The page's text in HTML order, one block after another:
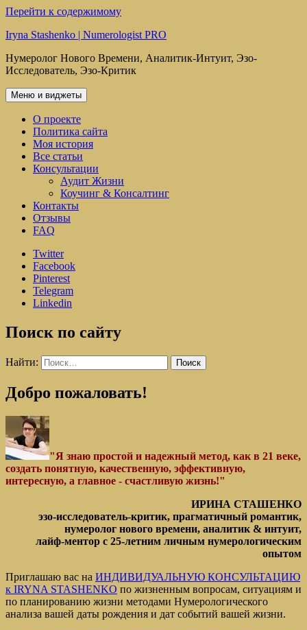
Перейти к содержимому
Iryna Stashenko | Numerologist PRO
Нумеролог Нового Времени, Аналитик-Интуит, Эзо-
Исследователь, Эзо-Критик
Меню и виджеты
О проекте
Политика сайта
Моя история
Все статьи
Консультации
Аудит Жизни
Коучинг & Консалтинг
Контакты
Отзывы
FAQ
Twitter
Facebook
Pinterest
Telegram
Linkedin
Поиск по сайту
Найти:
Добро пожаловать!
"Я знаю простой и надежный метод, как в 21 веке,
создать понятную, качественную, эффективную,
интересную, а главное - счастливую жизнь!"
ИРИНА СТАШЕНКО
эзо-исследователь-критик, прагматичный романтик,
нумеролог нового времени, аналитик & интуит,
лайф-ментор с 25-летним личным нумерологическим
опытом
Приглашаю вас на ИНДИВИДУАЛЬНУЮ КОНСУЛЬТАЦИЮ
к IRYNA STASHENKO по жизненным вопросам, ситуациям и
по планированию жизни методами Нумерологического
анализа вашей даты рождения и дат событий вашей жизни.